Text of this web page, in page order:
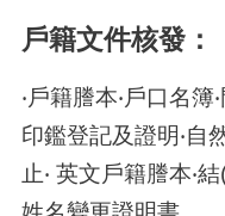
戶籍文件核發：
‧戶籍謄本‧戶口名簿
印鑑登記及證明‧自
止‧ 英文戶籍謄本‧
姓名變更證明書